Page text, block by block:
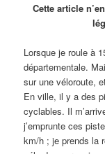
Cette article
Lorsque je roule à
départementale.
sur une véloroute,
En ville, il y a des
cyclables. Il
j’emprunte ces
km/h ; je prends la